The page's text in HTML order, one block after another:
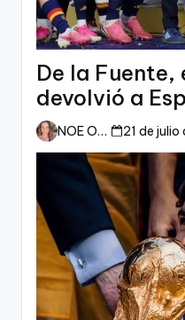
De la Fuente,
devolvió a
del mundo
NOE ORTIZ 21 de